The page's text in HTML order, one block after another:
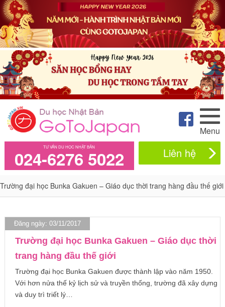
Menu
TƯ VẤN DU HỌC NHẬT BẢN
024-6276 5022 Liên hệ
Trường đại học Bunka Gakuen – Giáo dục thời trang hàng đầu thế giới
Đăng ngày: 03/11/2017
Trường đại học Bunka Gakuen – Giáo dục thời
trang hàng đầu thế giới
Trường đại học Bunka Gakuen được thành lập vào năm 1950.
Với hơn nửa thế kỷ lịch sử và truyền thống, trường đã xây dựng
và duy trì triết lý…